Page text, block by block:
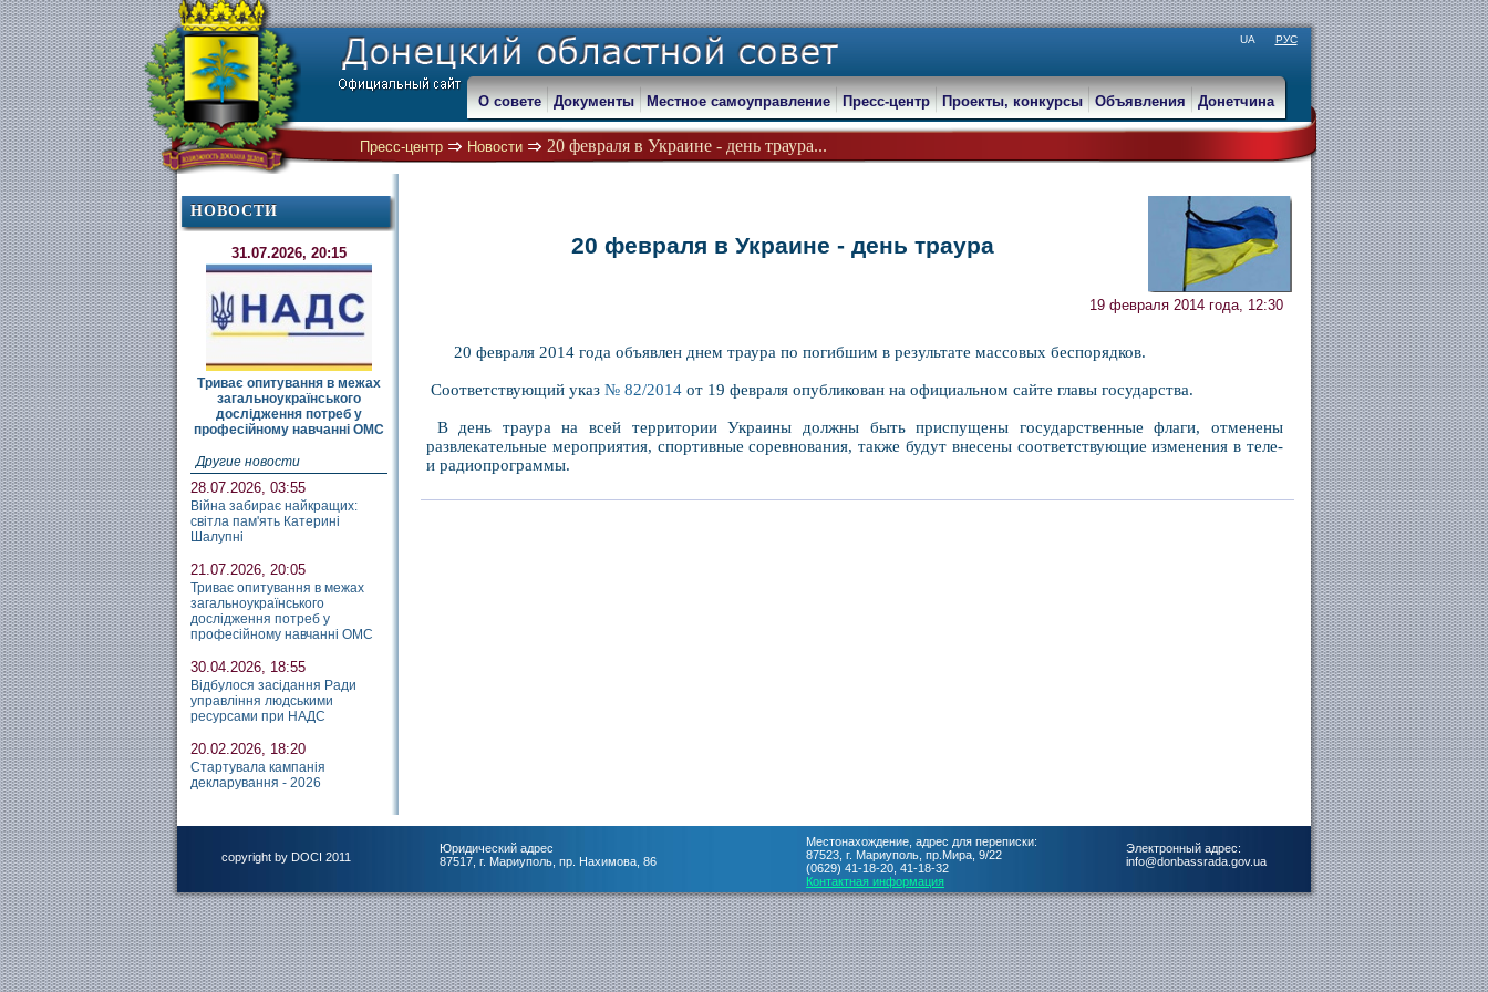
UA РУС
Пресс-центр Новости 20 февраля в Украине - день траура...
О совете Документы Местное самоуправление Пресс-центр Проекты, конкурсы Объявления Донетчина
НОВОСТИ
31.07.2026, 20:15
Триває опитування в межах
загальноукраїнського
дослідження потреб у
професійному навчанні ОМС
Другие новости
28.07.2026, 03:55
Війна забирає найкращих:
світла пам'ять Катерині
Шалупні
21.07.2026, 20:05
Триває опитування в межах
загальноукраїнського
дослідження потреб у
професійному навчанні ОМС
30.04.2026, 18:55
Відбулося засідання Ради
управління людськими
ресурсами при НАДС
20.02.2026, 18:20
Стартувала кампанія
декларування - 2026
20 февраля в Украине - день траура
19 февраля 2014 года, 12:30
20 февраля 2014 года объявлен днем траура по погибшим в результате массовых беспорядков.
Соответствующий указ № 82/2014 от 19 февраля опубликован на официальном сайте главы государства.
В день траура на всей территории Украины должны быть приспущены государственные флаги, отменены
развлекательные мероприятия, спортивные соревнования, также будут внесены соответствующие изменения в теле-
и радиопрограммы.
copyright by DOCI 2011
Юридический адрес
87517, г. Мариуполь, пр. Нахимова, 86
Электронный адрес:
info@donbassrada.gov.ua
Местонахождение, адрес для переписки:
87523, г. Мариуполь, пр.Мира, 9/22
(0629) 41-18-20, 41-18-32
Контактная информация